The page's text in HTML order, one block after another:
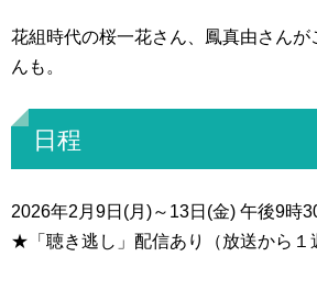
花組時代の桜一花さん、鳳真由さんが
んも。
日程
2026年2月9日(月)～13日(金) 午後9時
★「聴き逃し」配信あり（放送から１